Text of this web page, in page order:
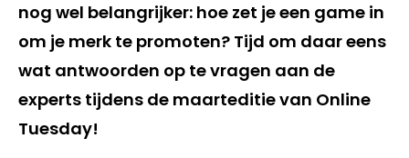
nog wel belangrijker: hoe zet je een game in
om je merk te promoten? Tijd om daar eens
wat antwoorden op te vragen aan de
experts tijdens de maarteditie van Online
Tuesday!